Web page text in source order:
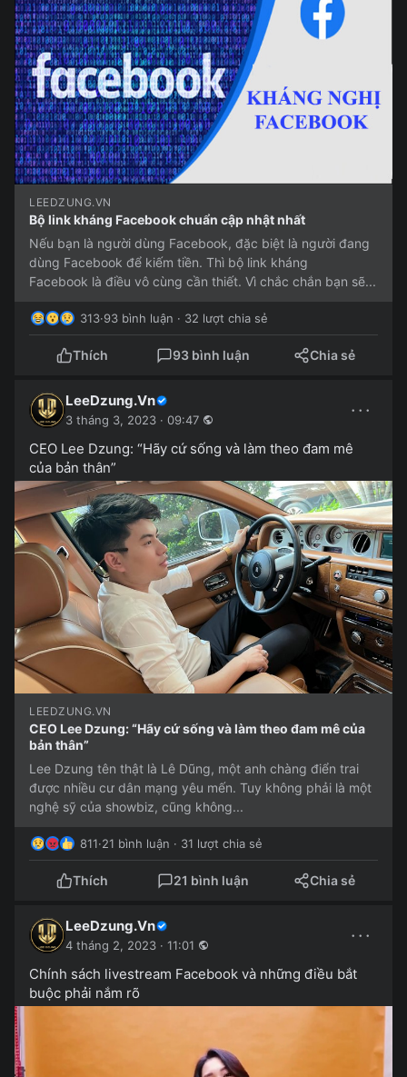
LEEDZUNG.VN
Bộ link kháng Facebook chuẩn cập nhật nhất
Nếu bạn là người dùng Facebook, đặc biệt là người đang
dùng Facebook để kiếm tiền. Thì bộ link kháng
Facebook là điều vô cùng cần thiết. Vì chắc chắn bạn sẽ...
313·93 bình luận · 32 lượt chia sẻ
Thích 93 bình luận Chia sẻ
LeeDzung.Vn
3 tháng 3, 2023 · 09:47 ···
CEO Lee Dzung: “Hãy cứ sống và làm theo đam mê
của bản thân”
LEEDZUNG.VN
CEO Lee Dzung: “Hãy cứ sống và làm theo đam mê của
bản thân”
Lee Dzung tên thật là Lê Dũng, một anh chàng điển trai
được nhiều cư dân mạng yêu mến. Tuy không phải là một
nghệ sỹ của showbiz, cũng không...
811·21 bình luận · 31 lượt chia sẻ
Thích 21 bình luận Chia sẻ
LeeDzung.Vn
4 tháng 2, 2023 · 11:01 ···
Chính sách livestream Facebook và những điều bắt
buộc phải nắm rõ